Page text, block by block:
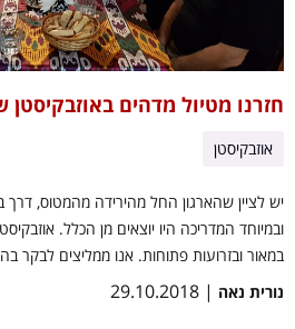
חזרנו מטיול מדהים באוזבקיסטן
אוזבקיסטן
יש לציין שהארגון החל מהירידה מהמטוס, דרך
ובמיוחד המדריכה היו יוצאים מן הכלל.
במאור ובזרועות פתוחות. אנו ממליצים לבקר
נורית נאה | 29.10.2018